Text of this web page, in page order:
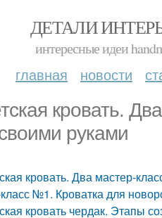
ДЕТАЛИ
интересные идеи
главная новости
кровать.
руками
кровать. Два мастер-
№1. Кроватка для
кровать чердак. Этапы